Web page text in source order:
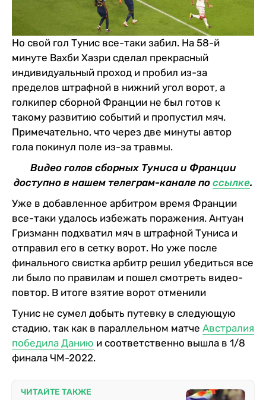
Но свой гол Тунис все-таки забил. На 58-й
минуте Вахби Хазри сделал прекрасный
индивидуальный проход и пробил из-за
пределов штрафной в нижний угол ворот, а
голкипер сборной Франции не был готов к
такому развитию событий и пропустил мяч.
Примечательно, что через две минуты автор
гола покинул поле из-за травмы.
Видео голов сборных Туниса и Франции
доступно в нашем телеграм-канале по ссылке.
Уже в добавленное арбитром время Франции
все-таки удалось избежать поражения. Антуан
Гризманн подхватил мяч в штрафной Туниса и
отправил его в сетку ворот. Но уже после
финального свистка арбитр решил убедиться все
ли было по правилам и пошел смотреть видео-
повтор. В итоге взятие ворот отменили
Тунис не сумел добыть путевку в следующую
стадию, так как в параллельном матче Австралия
победила Данию и соответственно вышла в 1/8
финала ЧМ-2022.
ЧИТАЙТЕ ТАКЖЕ